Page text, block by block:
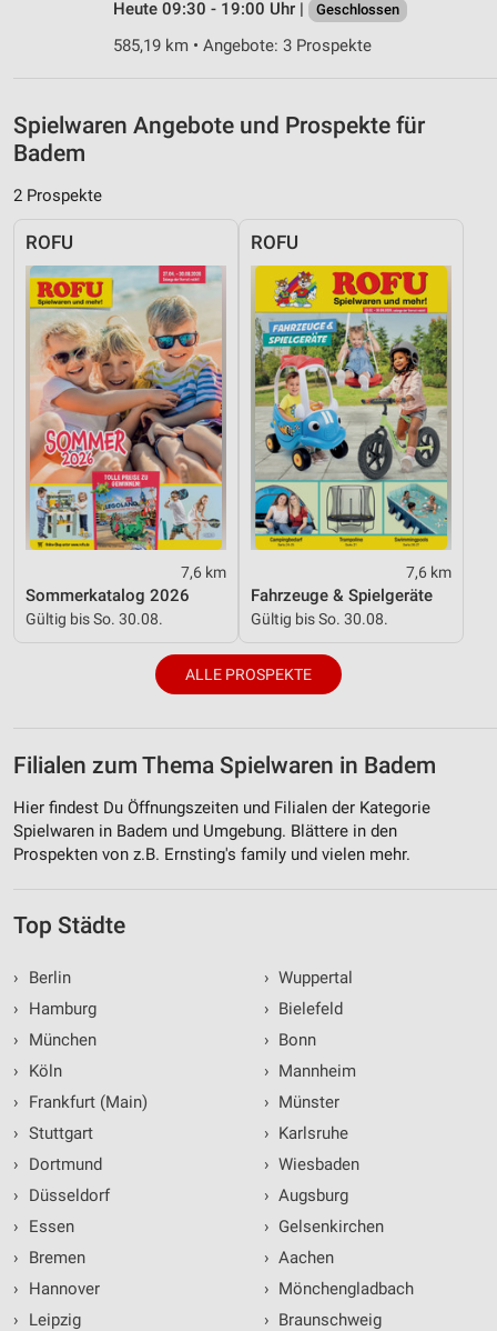
Heute 09:30 - 19:00 Uhr | Geschlossen
585,19 km • Angebote: 3 Prospekte
Spielwaren Angebote und Prospekte für
Badem
2 Prospekte
ROFU
7,6 km
Sommerkatalog 2026
Gültig bis So. 30.08.
ROFU
7,6 km
Fahrzeuge & Spielgeräte
Gültig bis So. 30.08.
ALLE PROSPEKTE
Filialen zum Thema Spielwaren in Badem
Hier findest Du Öffnungszeiten und Filialen der Kategorie
Spielwaren in Badem und Umgebung. Blättere in den
Prospekten von z.B. Ernsting's family und vielen mehr.
Top Städte
›
Berlin
›
Hamburg
›
München
›
Köln
›
Frankfurt (Main)
› Stuttgart
›
Dortmund
›
Düsseldorf
›
Essen
›
Bremen
›
Hannover
›
Leipzig
› Wuppertal
› Bielefeld
› Bonn
› Mannheim
› Münster
› Karlsruhe
› Wiesbaden
› Augsburg
› Gelsenkirchen
› Aachen
› Mönchengladbach
› Braunschweig
Nicht-IAB-Verarbeitungszwecke:
Funktional
Werbung